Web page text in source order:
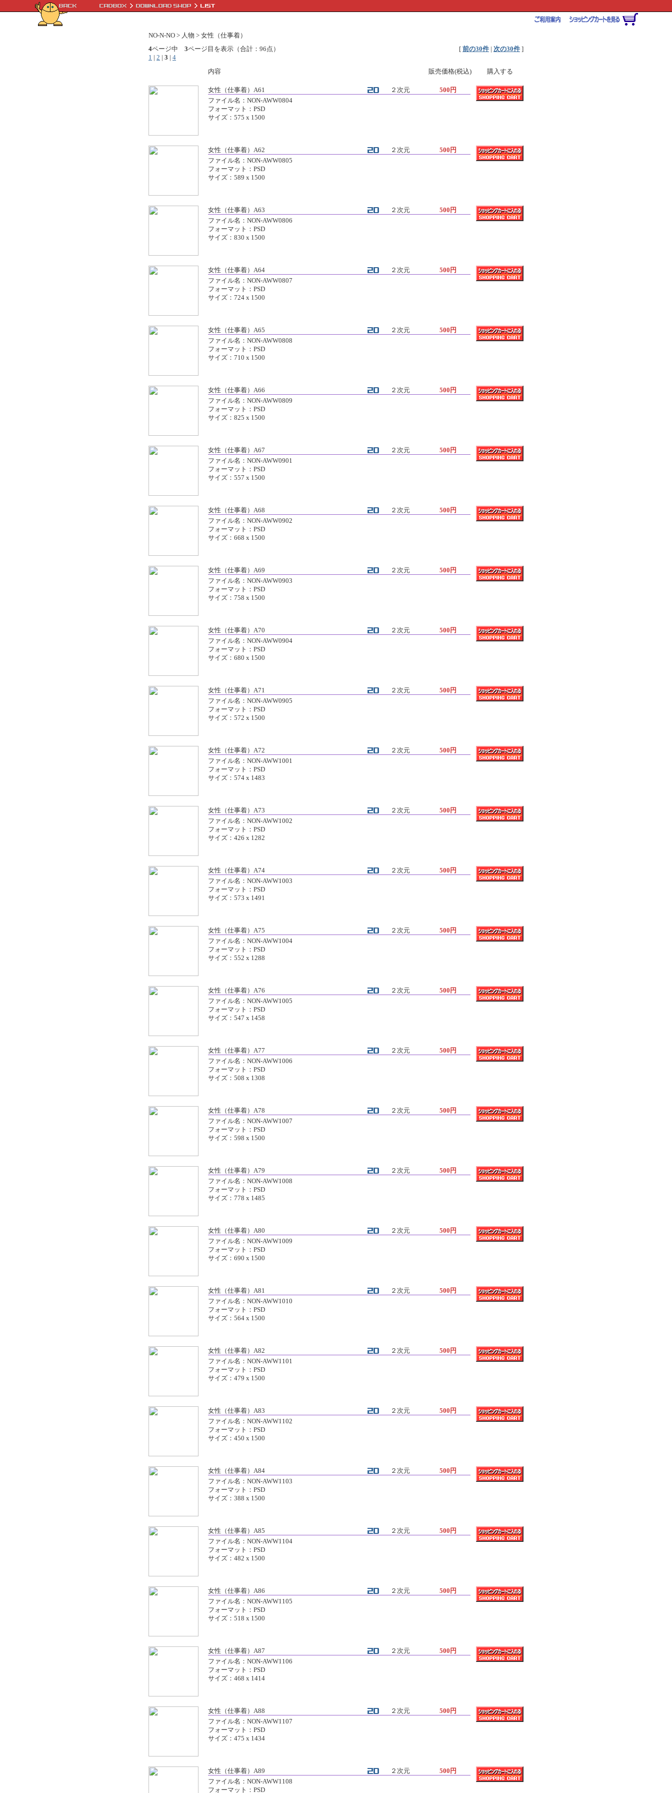
NO-N-NO > 人物 > 女性（仕事着）
4ページ中 3ページ目を表示（合計：96点） [ 前の30件 | 次の30件 ]
1 | 2 | 3 | 4
内容
販売価格(税込) 購入する
女性（仕事着）A61 ２次元
500円
ファイル名：NON-AWW0804
フォーマット：PSD
サイズ：575 x 1500
女性（仕事着）A62 ２次元
500円
ファイル名：NON-AWW0805
フォーマット：PSD
サイズ：589 x 1500
女性（仕事着）A63 ２次元
500円
ファイル名：NON-AWW0806
フォーマット：PSD
サイズ：830 x 1500
女性（仕事着）A64 ２次元
500円
ファイル名：NON-AWW0807
フォーマット：PSD
サイズ：724 x 1500
女性（仕事着）A65 ２次元
500円
ファイル名：NON-AWW0808
フォーマット：PSD
サイズ：710 x 1500
女性（仕事着）A66 ２次元
500円
ファイル名：NON-AWW0809
フォーマット：PSD
サイズ：825 x 1500
女性（仕事着）A67 ２次元
500円
ファイル名：NON-AWW0901
フォーマット：PSD
サイズ：557 x 1500
女性（仕事着）A68 ２次元
500円
ファイル名：NON-AWW0902
フォーマット：PSD
サイズ：668 x 1500
女性（仕事着）A69 ２次元
500円
ファイル名：NON-AWW0903
フォーマット：PSD
サイズ：758 x 1500
女性（仕事着）A70 ２次元
500円
ファイル名：NON-AWW0904
フォーマット：PSD
サイズ：680 x 1500
女性（仕事着）A71 ２次元
500円
ファイル名：NON-AWW0905
フォーマット：PSD
サイズ：572 x 1500
女性（仕事着）A72 ２次元
500円
ファイル名：NON-AWW1001
フォーマット：PSD
サイズ：574 x 1483
女性（仕事着）A73 ２次元
500円
ファイル名：NON-AWW1002
フォーマット：PSD
サイズ：426 x 1282
女性（仕事着）A74 ２次元
500円
ファイル名：NON-AWW1003
フォーマット：PSD
サイズ：573 x 1491
女性（仕事着）A75 ２次元
500円
ファイル名：NON-AWW1004
フォーマット：PSD
サイズ：552 x 1288
女性（仕事着）A76 ２次元
500円
ファイル名：NON-AWW1005
フォーマット：PSD
サイズ：547 x 1458
女性（仕事着）A77 ２次元
500円
ファイル名：NON-AWW1006
フォーマット：PSD
サイズ：508 x 1308
女性（仕事着）A78 ２次元
500円
ファイル名：NON-AWW1007
フォーマット：PSD
サイズ：598 x 1500
女性（仕事着）A79 ２次元
500円
ファイル名：NON-AWW1008
フォーマット：PSD
サイズ：778 x 1485
女性（仕事着）A80 ２次元
500円
ファイル名：NON-AWW1009
フォーマット：PSD
サイズ：690 x 1500
女性（仕事着）A81 ２次元
500円
ファイル名：NON-AWW1010
フォーマット：PSD
サイズ：564 x 1500
女性（仕事着）A82 ２次元
500円
ファイル名：NON-AWW1101
フォーマット：PSD
サイズ：479 x 1500
女性（仕事着）A83 ２次元
500円
ファイル名：NON-AWW1102
フォーマット：PSD
サイズ：450 x 1500
女性（仕事着）A84 ２次元
500円
ファイル名：NON-AWW1103
フォーマット：PSD
サイズ：388 x 1500
女性（仕事着）A85 ２次元
500円
ファイル名：NON-AWW1104
フォーマット：PSD
サイズ：482 x 1500
女性（仕事着）A86 ２次元
500円
ファイル名：NON-AWW1105
フォーマット：PSD
サイズ：518 x 1500
女性（仕事着）A87 ２次元
500円
ファイル名：NON-AWW1106
フォーマット：PSD
サイズ：468 x 1414
女性（仕事着）A88 ２次元
500円
ファイル名：NON-AWW1107
フォーマット：PSD
サイズ：475 x 1434
女性（仕事着）A89 ２次元
500円
ファイル名：NON-AWW1108
フォーマット：PSD